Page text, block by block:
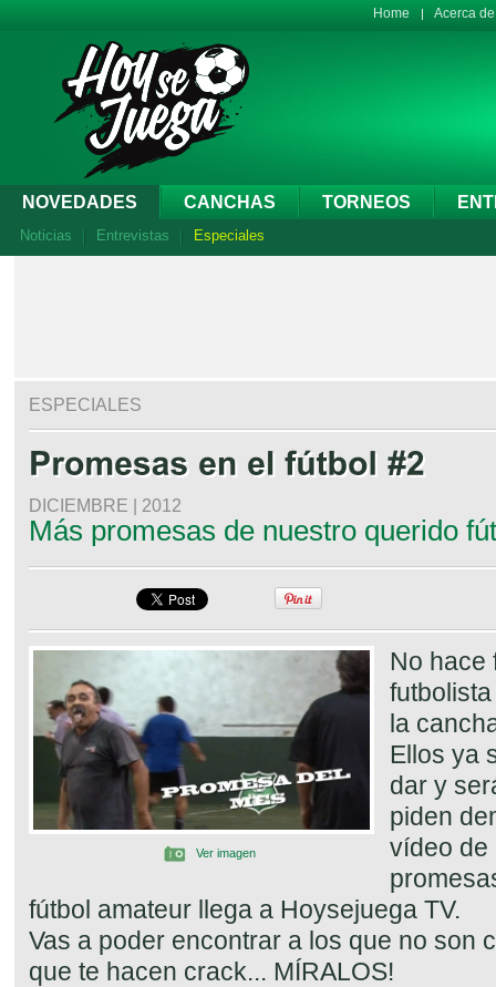
Home Acerca
NOVEDADES CANCHAS TORNEOS
Noticias Entrevistas Especiales
ESPECIALES
DICIEMBRE | 2012
Más promesas de nuestro querido
Ver imagen
No hace
la
Ellos ya
dar y
piden
vídeo de
fútbol amateur llega a Hoysejuega TV.
Vas a poder encontrar a los que no son
que te hacen crack... MÍRALOS!